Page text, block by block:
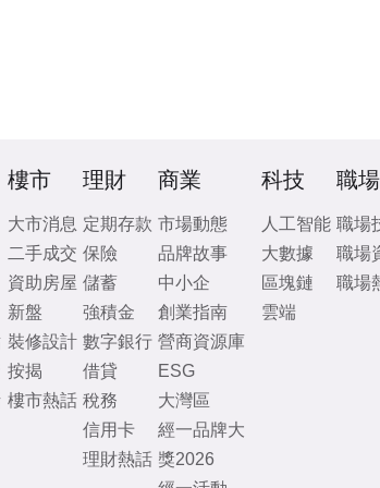
樓市
大市消息
二手成交
資助房屋
新盤
裝修設計
按揭
樓市熱話
理財
定期存款
保險
儲蓄
強積金
數字銀行
借貸
稅務
信用卡
理財熱話
商業
市場動態
品牌故事
中小企
創業指南
營商資源庫
ESG
大灣區
經一品牌大
獎2026
科技
人工智能
大數據
區塊鏈
雲端
職場
職場
職場
職場